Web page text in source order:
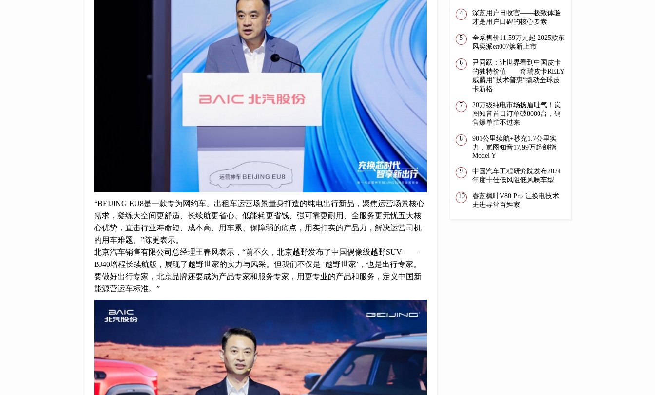
“BEIJING EU8是一款专为网约车、出租车运营场景量身打造的纯电出行新品，聚焦运营场景核心
需求，凝练大空间更舒适、长续航更省心、低能耗更省钱、强可靠更耐用、全服务更无忧五大核
心优势，直击行业寿命短、成本高、用车累、保障弱的痛点，用实打实的产品力，解决运营司机
的用车难题。”陈更表示。
北京汽车销售有限公司总经理王春风表示，“前不久，北京越野发布了中国偶像级越野SUV——
BJ40增程长续航版，展现了越野世家的实力与风采。但我们不仅是 ‘越野世家’，也是出行专家。
要做好出行专家，北京品牌还要成为产品专家和服务专家，用更专业的产品和服务，定义中国新
能源营运车标准。”
深蓝用户日收官——极致体验
才是用户口碑的核心要素
全系售价11.59万元起 2025款东
风奕派eπ007焕新上市
尹同跃：让世界看到中国皮卡
的独特价值——奇瑞皮卡RELY
威麟用”技术普惠“撬动全球皮
卡新格
20万级纯电市场扬眉吐气！岚
图知音首日订单破8000台，销
售爆单忙不过来
901公里续航+秒充1.7公里实
力，岚图知音17.99万起剑指
Model Y
中国汽车工程研究院发布2024
年度十佳低风阻低风噪车型
睿蓝枫叶V80 Pro 让换电技术
走进寻常百姓家